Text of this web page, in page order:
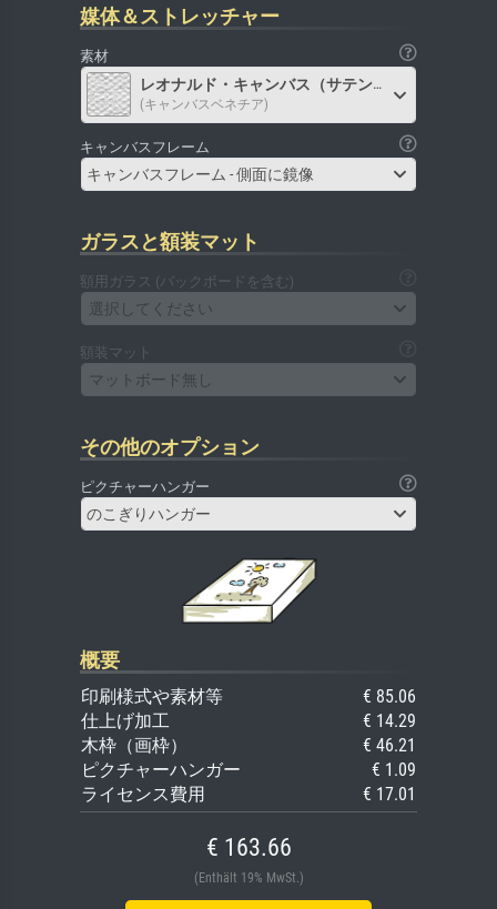
媒体＆ストレッチャー
素材
レオナルド・キャンバス（サテン）
(キャンバスベネチア)
キャンバスフレーム
キャンバスフレーム - 側面に鏡像
ガラスと額装マット
額用ガラス (バックボードを含む)
選択してください
額装マット
マットボード無し
その他のオプション
ピクチャーハンガー
のこぎりハンガー
概要
印刷様式や素材等
€ 85.06
仕上げ加工
€ 14.29
木枠（画枠）
€ 46.21
ピクチャーハンガー
€ 1.09
ライセンス費用
€ 17.01
€ 163.66
(Enthält 19% MwSt.)